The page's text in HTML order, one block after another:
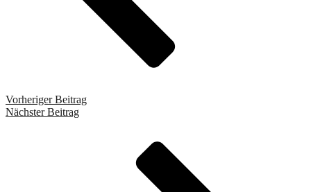
Vorheriger Beitrag
Nächster Beitrag